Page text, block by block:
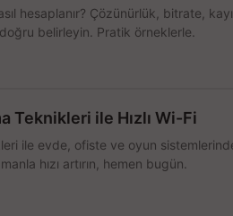
hesaplanır? Çözünürlük, bitrate,
belirleyin. Pratik örneklerle.
Teknikleri ile Hızlı Wi-Fi
ile evde, ofiste ve oyun sistemlerinde
hızı artırın, hemen bugün.